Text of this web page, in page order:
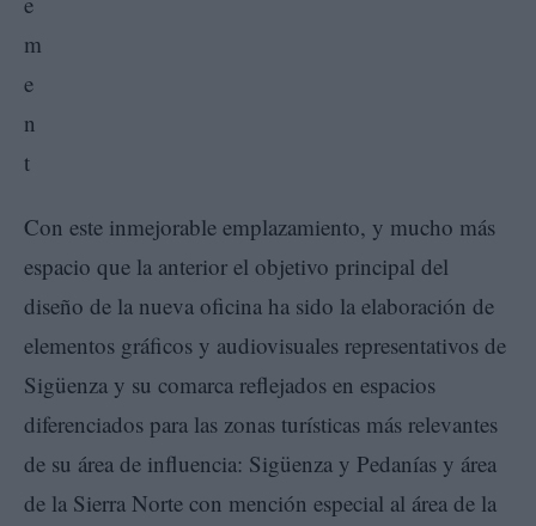
Con este inmejorable emplazamiento, y mucho más
espacio que la anterior el objetivo principal del
diseño de la nueva oficina ha sido la elaboración de
elementos gráficos y audiovisuales representativos de
Sigüenza y su comarca reflejados en espacios
diferenciados para las zonas turísticas más relevantes
de su área de influencia: Sigüenza y Pedanías y área
de la Sierra Norte con mención especial al área de la